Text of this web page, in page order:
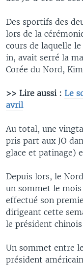
Des sportifs des
lors de la
cours de laquelle
in, avait serré la
Corée du Nord,
>> Lire aussi : Le
avril
Au total, une
pris part aux JO
glace et patinage)
Depuis lors, le
un sommet le
effectué son
dirigeant cette
le président
Un sommet entre
président